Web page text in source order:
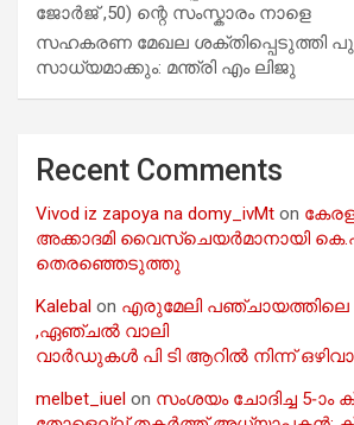
ജോർജ് ,50) ന്റെ സംസ്കാരം നാളെ
സഹകരണ മേഖല ശക്തിപ്പെടുത്തി
സാധ്യമാക്കും: മന്ത്രി എം ലിജു
Recent Comments
Vivod iz zapoya na domy_ivMt on
അക്കാദമി വൈസ്ചെയർമാനായി
തെരഞ്ഞെടുത്തു
Kalebal on എരുമേലി പഞ്ചായത്തിലെ
,ഏഞ്ചൽ വാലി
വാർഡുകൾ പി ടി ആറിൽ നിന്ന്
melbet_iuel on സംശയം ചോദിച്ച 5-